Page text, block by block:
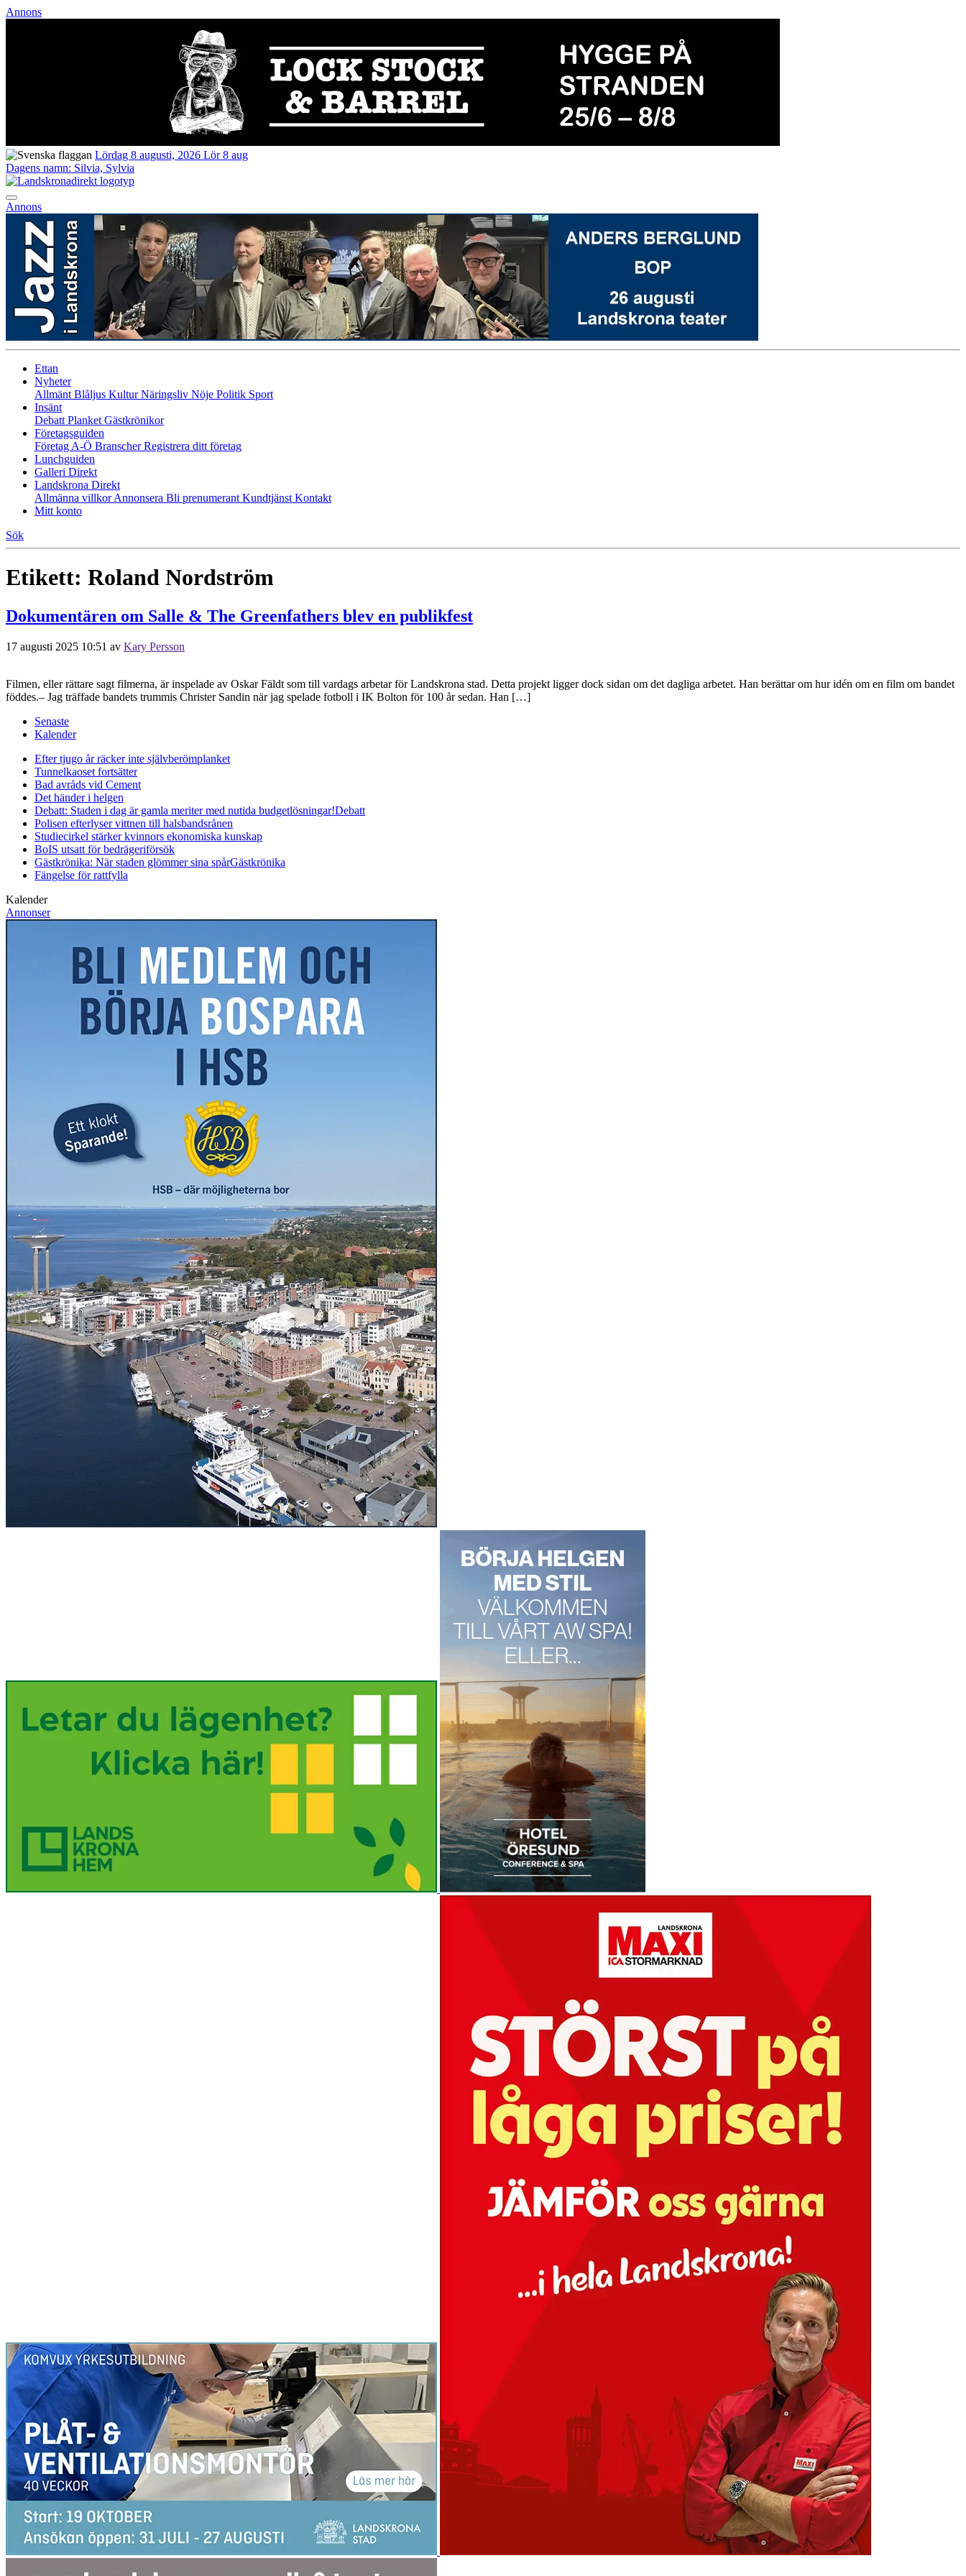
Annons
Lördag 8 augusti, 2026 Lör 8 aug
Dagens namn: Silvia, Sylvia
Annons
Ettan
Nyheter
Allmänt Blåljus KulturNäringsliv Nöje Politik Sport
Insänt
Debatt Planket Gästkrönikor
Företagsguiden
Företag A-Ö BranscherRegistrera ditt företag
Lunchguiden
Galleri Direkt
Landskrona Direkt
Allmänna villkorAnnonsera Bli prenumerant Kundtjänst Kontakt
Mitt konto
Sök
Etikett: Roland Nordström
Dokumentären om Salle & The Greenfathers blev en publikfest
17 augusti 2025 10:51 av Kary Persson
Filmen, eller rättare sagt filmerna, är inspelade av Oskar Fäldt som till vardags arbetar för Landskrona stad. Detta projekt ligger dock sidan om det dagliga arbetet. Han berättar om hur idén om en film om bandet
föddes.– Jag träffade bandets trummis Christer Sandin när jag spelade fotboll i IK Bolton för 100 år sedan. Han […]
Senaste
Kalender
Efter tjugo år räcker inte självberömplanket
Tunnelkaoset fortsätter
Bad avråds vid Cement
Det händer i helgen
Debatt: Staden i dag är gamla meriter med nutida budgetlösningar!Debatt
Polisen efterlyser vittnen till halsbandsrånen
Studiecirkel stärker kvinnors ekonomiska kunskap
BoIS utsatt för bedrägeriförsök
Gästkrönika: När staden glömmer sina spårGästkrönika
Fängelse för rattfylla
Kalender
Annonser